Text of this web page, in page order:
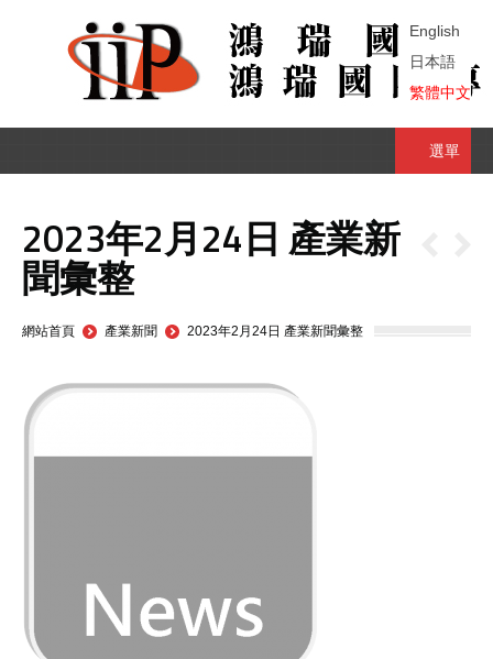
English
日本語
繁體中文
選單
2023年2月24日 產業新
聞彙整
You are here:
網站首頁 產業新聞 2023年2月24日 產業新聞彙整